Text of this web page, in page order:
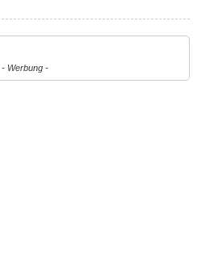
- Werbung -